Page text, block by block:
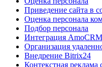
Приведение сайта в
Оценка персонала
Подбор персонала
Интеграция AmoCRM
Организация
Внедрение Bitrix24
Контекстная